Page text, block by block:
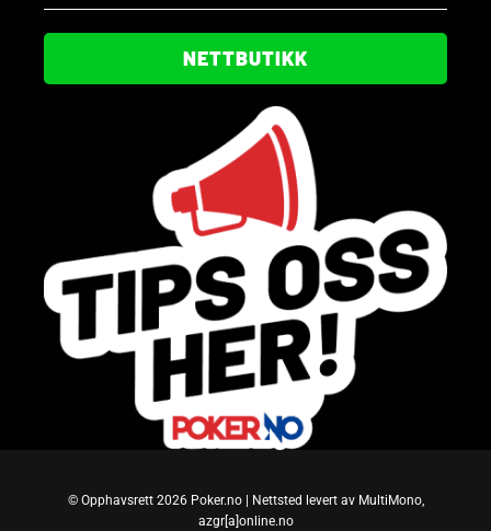
NETTBUTIKK
© Opphavsrett 2026 Poker.no | Nettsted levert av MultiMono,
azgr[a]online.no